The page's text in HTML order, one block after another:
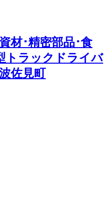
材･精密部品･食
トラックドライバ
佐見町